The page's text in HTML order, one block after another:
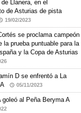
Llanera, en el
de Asturias de pista
19/02/2023
se proclama campeón
la prueba puntuable para la
y la Copa de Asturias
D se enfrentó a La
05/11/2023
goleó al Peña Beryma A